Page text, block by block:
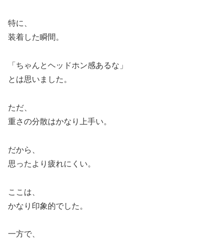
特に、
装着した瞬間。
「ちゃんとヘッドホン感あるな」
とは思いました。
ただ、
重さの分散はかなり上手い。
だから、
思ったより疲れにくい。
ここは、
かなり印象的でした。
一方で、